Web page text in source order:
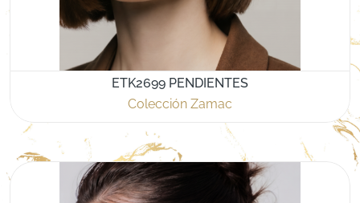
ETK2699 PENDIENTES
Colección Zamac